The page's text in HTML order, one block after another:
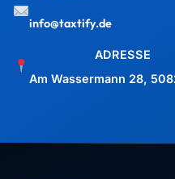
info@taxtify.de
ADRESSE
Am Wassermann 28,